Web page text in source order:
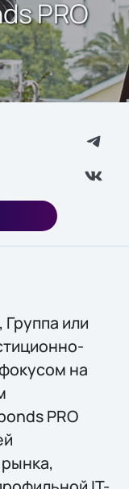
PRO
или
на
PRO